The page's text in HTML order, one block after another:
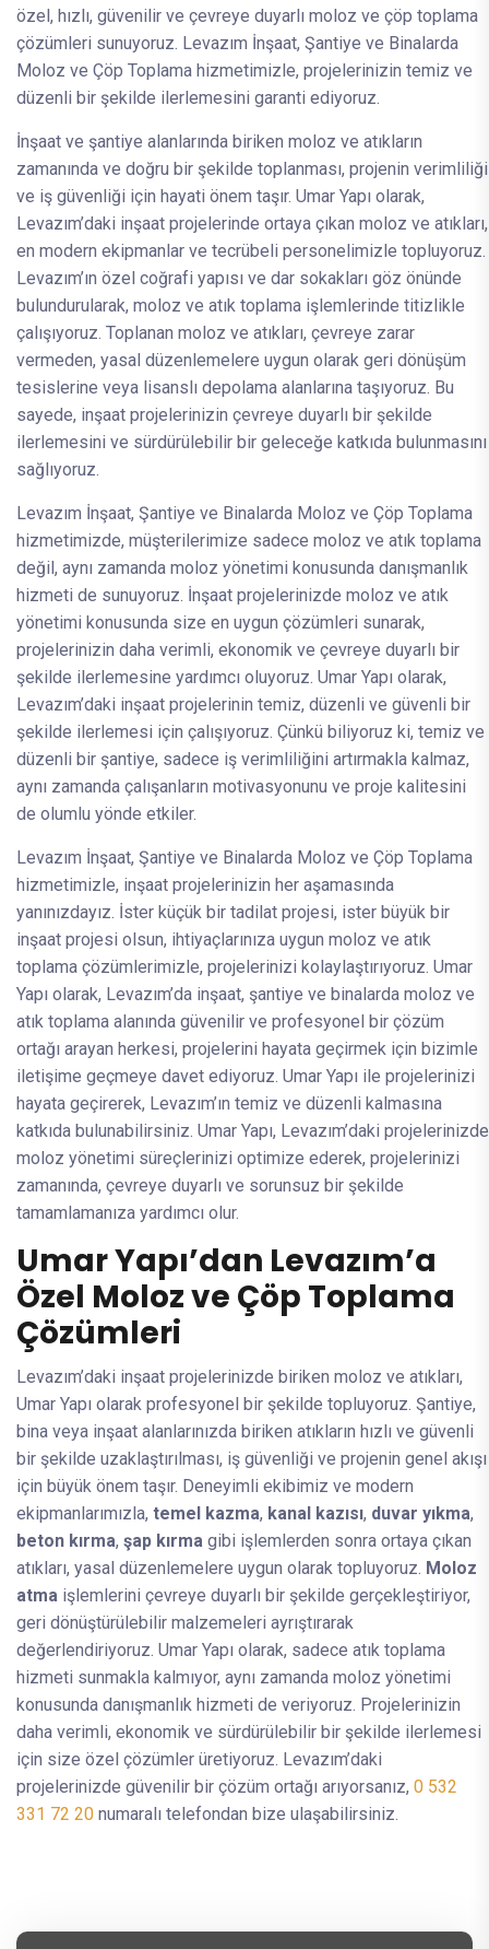
özel, hızlı, güvenilir ve çevreye duyarlı moloz ve çöp toplama
çözümleri sunuyoruz. Levazım İnşaat, Şantiye ve Binalarda
Moloz ve Çöp Toplama hizmetimizle, projelerinizin temiz ve
düzenli bir şekilde ilerlemesini garanti ediyoruz.
İnşaat ve şantiye alanlarında biriken moloz ve atıkların
zamanında ve doğru bir şekilde toplanması, projenin verimliliği
ve iş güvenliği için hayati önem taşır. Umar Yapı olarak,
Levazım’daki inşaat projelerinde ortaya çıkan moloz ve atıkları,
en modern ekipmanlar ve tecrübeli personelimizle topluyoruz.
Levazım’ın özel coğrafi yapısı ve dar sokakları göz önünde
bulundurularak, moloz ve atık toplama işlemlerinde titizlikle
çalışıyoruz. Toplanan moloz ve atıkları, çevreye zarar
vermeden, yasal düzenlemelere uygun olarak geri dönüşüm
tesislerine veya lisanslı depolama alanlarına taşıyoruz. Bu
sayede, inşaat projelerinizin çevreye duyarlı bir şekilde
ilerlemesini ve sürdürülebilir bir geleceğe katkıda bulunmasını
sağlıyoruz.
Levazım İnşaat, Şantiye ve Binalarda Moloz ve Çöp Toplama
hizmetimizde, müşterilerimize sadece moloz ve atık toplama
değil, aynı zamanda moloz yönetimi konusunda danışmanlık
hizmeti de sunuyoruz. İnşaat projelerinizde moloz ve atık
yönetimi konusunda size en uygun çözümleri sunarak,
projelerinizin daha verimli, ekonomik ve çevreye duyarlı bir
şekilde ilerlemesine yardımcı oluyoruz. Umar Yapı olarak,
Levazım’daki inşaat projelerinin temiz, düzenli ve güvenli bir
şekilde ilerlemesi için çalışıyoruz. Çünkü biliyoruz ki, temiz ve
düzenli bir şantiye, sadece iş verimliliğini artırmakla kalmaz,
aynı zamanda çalışanların motivasyonunu ve proje kalitesini
de olumlu yönde etkiler.
Levazım İnşaat, Şantiye ve Binalarda Moloz ve Çöp Toplama
hizmetimizle, inşaat projelerinizin her aşamasında
yanınızdayız. İster küçük bir tadilat projesi, ister büyük bir
inşaat projesi olsun, ihtiyaçlarınıza uygun moloz ve atık
toplama çözümlerimizle, projelerinizi kolaylaştırıyoruz. Umar
Yapı olarak, Levazım’da inşaat, şantiye ve binalarda moloz ve
atık toplama alanında güvenilir ve profesyonel bir çözüm
ortağı arayan herkesi, projelerini hayata geçirmek için bizimle
iletişime geçmeye davet ediyoruz. Umar Yapı ile projelerinizi
hayata geçirerek, Levazım’ın temiz ve düzenli kalmasına
katkıda bulunabilirsiniz. Umar Yapı, Levazım’daki projelerinizde
moloz yönetimi süreçlerinizi optimize ederek, projelerinizi
zamanında, çevreye duyarlı ve sorunsuz bir şekilde
tamamlamanıza yardımcı olur.
Umar Yapı’dan Levazım’a
Özel Moloz ve Çöp Toplama
Çözümleri
Levazım’daki inşaat projelerinizde biriken moloz ve atıkları,
Umar Yapı olarak profesyonel bir şekilde topluyoruz. Şantiye,
bina veya inşaat alanlarınızda biriken atıkların hızlı ve güvenli
bir şekilde uzaklaştırılması, iş güvenliği ve projenin genel akışı
için büyük önem taşır. Deneyimli ekibimiz ve modern
ekipmanlarımızla, temel kazma, kanal kazısı, duvar yıkma,
beton kırma, şap kırma gibi işlemlerden sonra ortaya çıkan
atıkları, yasal düzenlemelere uygun olarak topluyoruz. Moloz
atma işlemlerini çevreye duyarlı bir şekilde gerçekleştiriyor,
geri dönüştürülebilir malzemeleri ayrıştırarak
değerlendiriyoruz. Umar Yapı olarak, sadece atık toplama
hizmeti sunmakla kalmıyor, aynı zamanda moloz yönetimi
konusunda danışmanlık hizmeti de veriyoruz. Projelerinizin
daha verimli, ekonomik ve sürdürülebilir bir şekilde ilerlemesi
için size özel çözümler üretiyoruz. Levazım’daki
projelerinizde güvenilir bir çözüm ortağı arıyorsanız, 0 532
331 72 20 numaralı telefondan bize ulaşabilirsiniz.